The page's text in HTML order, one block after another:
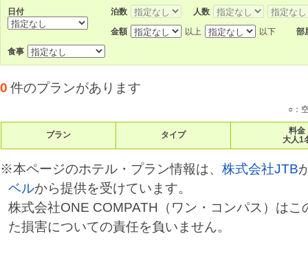
日付 泊数 人数
金額 以上 以下 部
食事
0 件のプランがあります
○：
プラン タイプ
料金
大人1
※本ページのホテル・プラン情報は、 株式会社JTB
ベルから提供を受けています。
株式会社ONE COMPATH（ワン・コンパス）はこ
た損害についての責任を負いません。